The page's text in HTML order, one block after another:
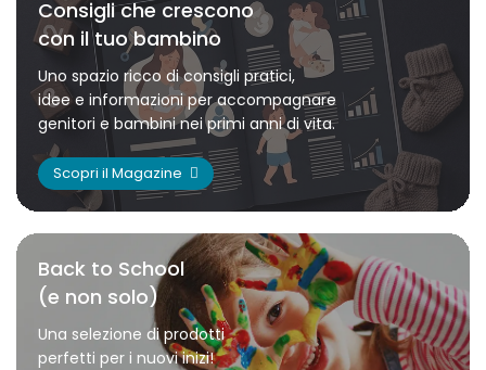
Consigli che crescono
con il tuo bambino
Uno spazio ricco di consigli pratici,
idee e informazioni per accompagnare
genitori e bambini nei primi anni di vita.
Scopri il Magazine
Back to School
(e non solo)
Una selezione di prodotti
perfetti per i nuovi inizi!